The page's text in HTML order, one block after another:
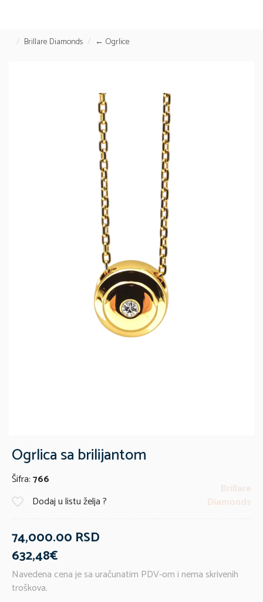
Brillare Diamonds ← Ogrlice
Ogrlica sa brilijantom
Šifra:766
Dodaj u listu želja ?
Brillare
Diamonds
74,000.00 RSD
632,48€
Navedena cena je sa uračunatim PDV-om i nema skrivenih
troškova.